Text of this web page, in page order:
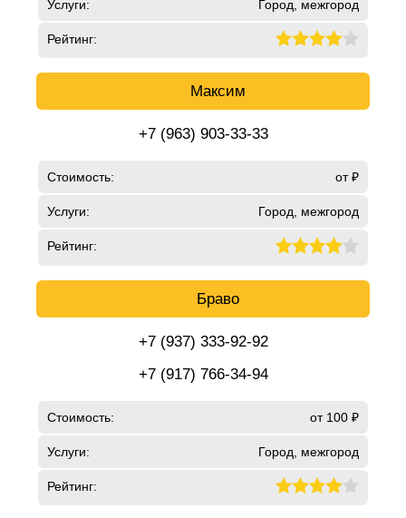
Услуги: Город, межгород
Рейтинг:
Максим
+7 (963) 903-33-33
Стоимость: от ₽
Услуги: Город, межгород
Рейтинг:
Браво
+7 (937) 333-92-92
+7 (917) 766-34-94
Стоимость: от 100 ₽
Услуги: Город, межгород
Рейтинг: